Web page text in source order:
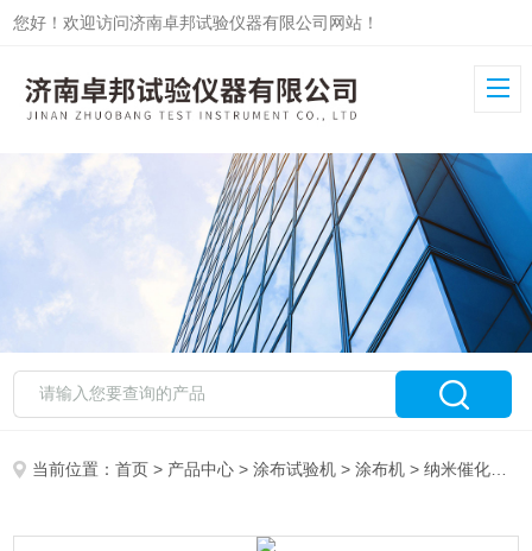
您好！欢迎访问济南卓邦试验仪器有限公司网站！
当前位置：首页 > 产品中心 >涂布试验机 >涂布机 > 纳米催化剂涂布试验机